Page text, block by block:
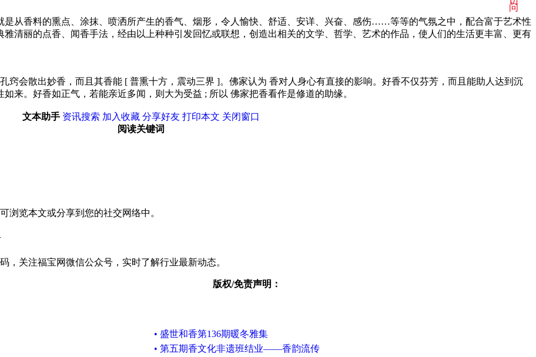
问
从香料的熏点、涂抹、喷洒所产生的香气、烟形，令人愉快、舒适、安详、兴奋、感伤……等等的气氛之中，配合富于艺术性
清丽的点香、闻香手法，经由以上种种引发回忆或联想，创造出相关的文学、哲学、艺术的作品，使人们的生活更丰富、更有
窍会散出妙香，而且其香能 [ 普熏十方，震动三界 ]。佛家认为 香对人身心有直接的影响。好香不仅芬芳，而且能助人达到沉
来。好香如正气，若能亲近多闻，则大为受益 ; 所以 佛家把香看作是修道的助缘。
文本助手 资讯搜索 加入收藏 分享好友 打印本文 关闭窗口
阅读关键词
浏览本文或分享到您的社交网络中。
，关注福宝网微信公众号，实时了解行业最新动态。
版权/免责声明：
• 盛世和香第136期暖冬雅集
• 第五期香文化非遗班结业——香韵流传